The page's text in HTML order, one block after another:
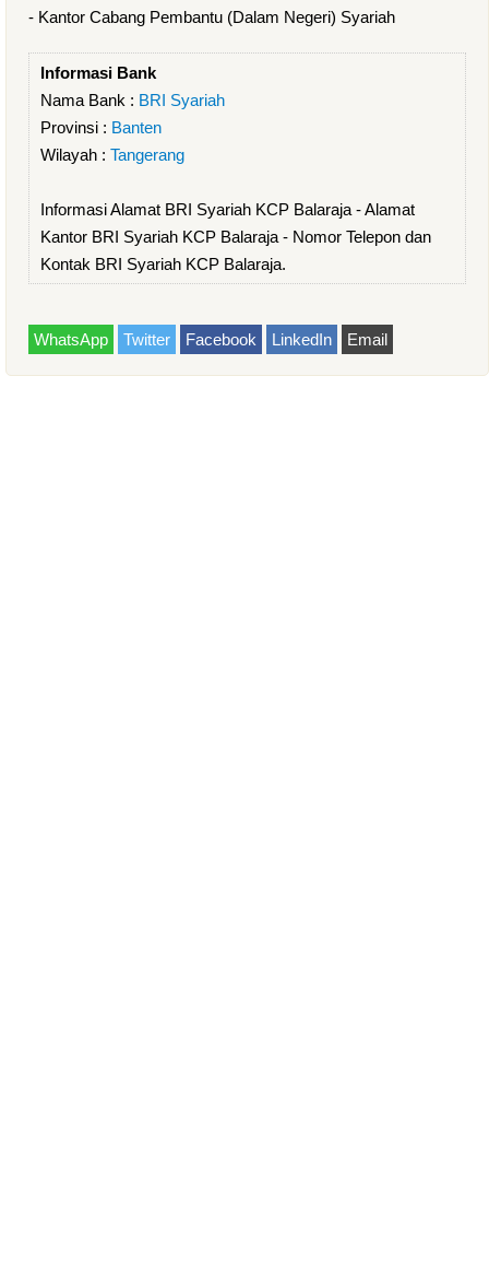
- Kantor Cabang Pembantu (Dalam Negeri) Syariah
Informasi Bank
Nama Bank : BRI Syariah
Provinsi : Banten
Wilayah : Tangerang
Informasi Alamat BRI Syariah KCP Balaraja - Alamat
Kantor BRI Syariah KCP Balaraja - Nomor Telepon dan
Kontak BRI Syariah KCP Balaraja.
WhatsApp Twitter Facebook LinkedIn Email